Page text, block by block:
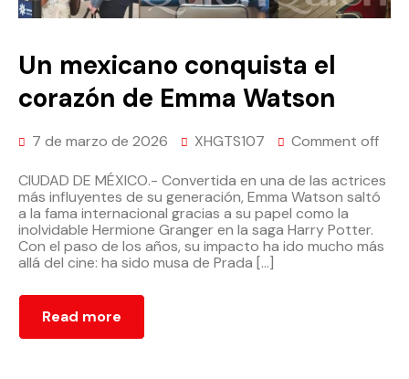
Un mexicano conquista el
corazón de Emma Watson
7 de marzo de 2026 XHGTS107 Comment off
CIUDAD DE MÉXICO.- Convertida en una de las actrices
más influyentes de su generación, Emma Watson saltó
a la fama internacional gracias a su papel como la
inolvidable Hermione Granger en la saga Harry Potter.
Con el paso de los años, su impacto ha ido mucho más
allá del cine: ha sido musa de Prada […]
Read more